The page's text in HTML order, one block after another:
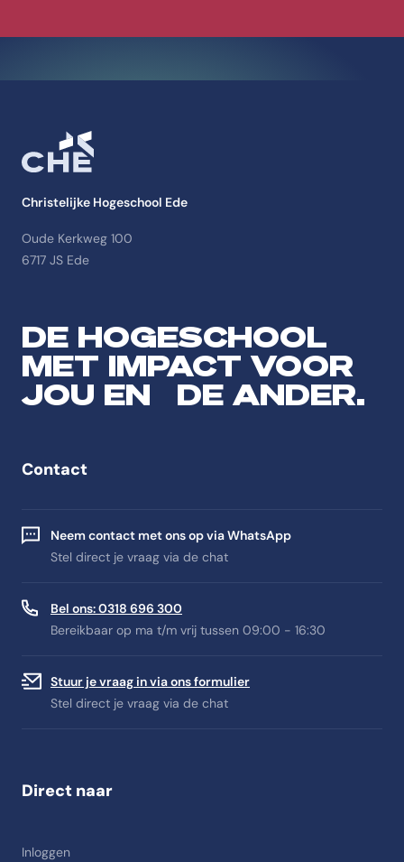
Christelijke Hogeschool Ede
Oude Kerkweg 100
6717 JS Ede
DE HOGESCHOOL
MET IMPACT VOOR
JOU EN DE ANDER.
Contact
Neem contact met ons op via WhatsApp
Stel direct je vraag via de chat
Bel ons: 0318 696 300
Bereikbaar op ma t/m vrij tussen 09:00 - 16:30
Stuur je vraag in via ons formulier
Stel direct je vraag via de chat
Direct naar
Inloggen